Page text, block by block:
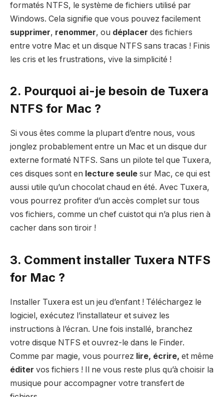
formatés NTFS, le système de fichiers utilisé par
Windows. Cela signifie que vous pouvez facilement
supprimer, renommer, ou déplacer des fichiers
entre votre Mac et un disque NTFS sans tracas ! Finis
les cris et les frustrations, vive la simplicité !
2. Pourquoi ai-je besoin de Tuxera
NTFS for Mac ?
Si vous êtes comme la plupart d’entre nous, vous
jonglez probablement entre un Mac et un disque dur
externe formaté NTFS. Sans un pilote tel que Tuxera,
ces disques sont en lecture seule sur Mac, ce qui est
aussi utile qu’un chocolat chaud en été. Avec Tuxera,
vous pourrez profiter d’un accès complet sur tous
vos fichiers, comme un chef cuistot qui n’a plus rien à
cacher dans son tiroir !
3. Comment installer Tuxera NTFS
for Mac ?
Installer Tuxera est un jeu d’enfant ! Téléchargez le
logiciel, exécutez l’installateur et suivez les
instructions à l’écran. Une fois installé, branchez
votre disque NTFS et ouvrez-le dans le Finder.
Comme par magie, vous pourrez lire, écrire, et même
éditer vos fichiers ! Il ne vous reste plus qu’à choisir la
musique pour accompagner votre transfert de